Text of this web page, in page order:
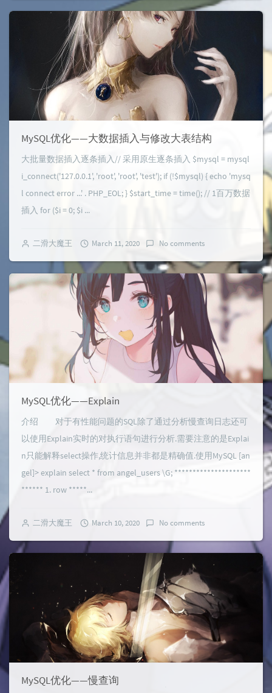
MySQL优化——大数据插入与修改大表结构
大批量数据插入逐条插入// 采用原生逐条插入 $mysql = mysql
i_connect('127.0.0.1', 'root', 'root', 'test'); if (!$mysql) { echo 'mysq
l connect error ...' . PHP_EOL; } $start_time = time(); // 1百万数据
插入 for ($i = 0; $i ...
二滑大魔王 March 11, 2020 No comments
MySQL优化——Explain
介绍 对于有性能问题的SQL除了通过分析慢查询日志还可
以使用Explain实时的对执行语句进行分析.需要注意的是Explai
n只能解释select操作,统计信息并非都是精确值.使用MySQL [an
gel]> explain select * from angel_users \G; *********************
****** 1. row *****...
二滑大魔王 March 10, 2020 No comments
MySQL优化——慢查询